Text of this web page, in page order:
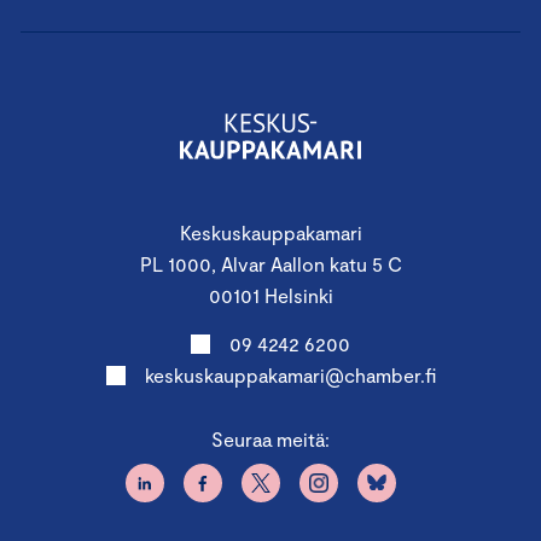
valmentaja, joka on erikoistunut organisaatiokulttuurin
https://www.linkedin.com/in/eaaltolainen
Hän on konsultoinut, fasilitoinut ja valmentanut yli 200
organisaation muutosprojekteissa yli 20 vuoden ajan.
ja myönteisen ihmiskäsityksen lujaan muutosjohtamiseen
ja liiketoimintaymmärryksen.
Liity nyt mukaan ja aloita matka kohti inhimillistä ja
vaikuttavaa johtajuutta!
Keskuskauppakamari
PL 1000, Alvar Aallon katu 5 C
00101 Helsinki
09 4242 6200
keskuskauppakamari@chamber.fi
Seuraa meitä: